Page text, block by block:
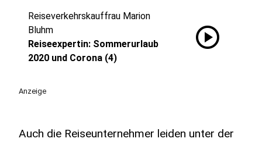
Reiseverkehrskauffrau Marion
Bluhm
Reiseexpertin: Sommerurlaub
2020 und Corona (4)
play_circle
Anzeige
Auch die Reiseunternehmer leiden unter der